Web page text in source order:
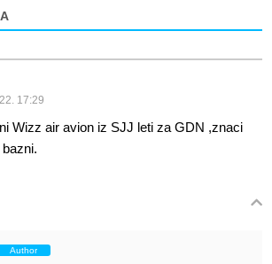
17:29
Wizz air avion iz SJJ leti za GDN ,znaci
Author